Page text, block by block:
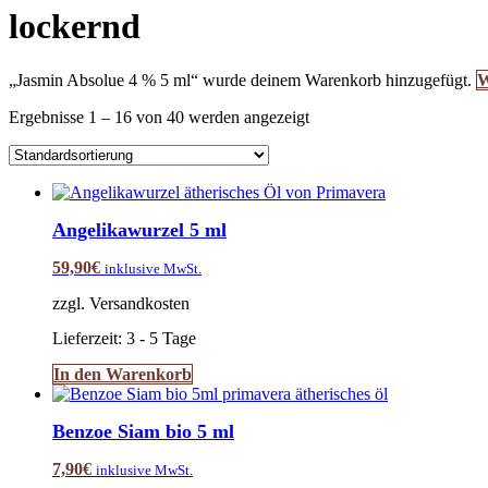
lockernd
„Jasmin Absolue 4 % 5 ml“ wurde deinem Warenkorb hinzugefügt.
Ergebnisse 1 – 16 von 40 werden angezeigt
Angelikawurzel 5 ml
59,90€ inklusive MwSt.
zzgl. Versandkosten
Lieferzeit: 3 - 5 Tage
In den Warenkorb
Benzoe Siam bio 5 ml
7,90€ inklusive MwSt.